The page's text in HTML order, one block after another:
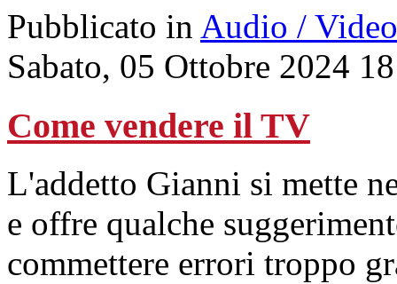
Pubblicato in Audio / Video
Sabato, 05 Ottobre 2024
Come vendere il TV
L'addetto Gianni si mette
e offre qualche
commettere errori troppo